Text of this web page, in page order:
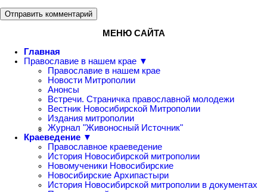
Отправить комментарий
МЕНЮ САЙТА
Главная
Православие в нашем крае ▼
Православие в нашем крае
Новости Митрополии
Анонсы
Встречи. Страничка православной молодежи
Вестник Новосибирской Митрополии
Издания митрополии
Журнал "Живоносный Источник"
Краеведение ▼
Православное краеведение
История Новосибирской митрополии
Новомученики Новосибирские
Новосибирские Архипастыри
История Новосибирской митрополии в документах